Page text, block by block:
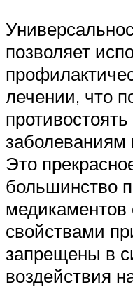
позволяет
лечении, что
Это
большинство
медикаментов
свойствами
запрещены в
воздействия